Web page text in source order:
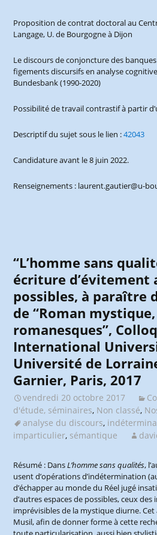
Proposition de contrat doctoral au
Langage, U. de Bourgogne à Dijon
Le discours de conjoncture des
figements discursifs en analyse
Bundesbank (1990-2020)
Possibilité de travail contrastif à partir
Descriptif du sujet sous le lien :42043
Candidature avant le 8 juin 2022.
Renseignements : laurent.gautier@u-
“L’homme sans
écriture d’évitement
possibles, à paraître
de “Roman
romanesques”,
International
Université de
Garnier, Paris, 2017
vendredi 20 octobre 2017
d'étude, séminaires, Non classé,
analyse du discours,
imparticulier, sémantique
Résumé : DansL’homme sans qualités,
usent d’opérations d’indétermination
d’échapper au monde du Réel jugé
d’autres espaces de possibles, ceux
imprévisibles de la mystique diurne.
Musil, afin de donner forme à cette